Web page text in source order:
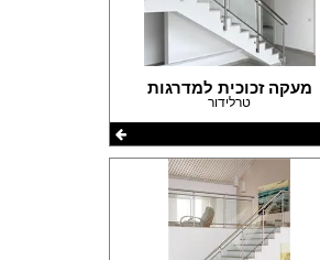
מעקה זכוכית למדרגות
טרלידור